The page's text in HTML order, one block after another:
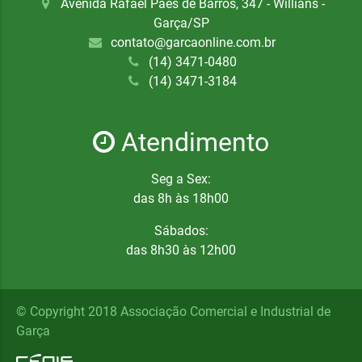
Avenida Rafael Paes de Barros, 347 - Willians -
Garça/SP
contato@garcaonline.com.br
(14) 3471-0480
(14) 3471-3184
Atendimento
Seg a Sex:
das 8h às 18h00
Sábados:
das 8h30 às 12h00
© Copyright 2018 Associação Comercial e Industrial de
Garça